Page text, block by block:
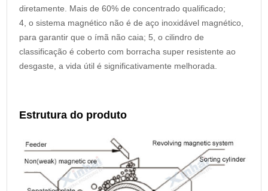
diretamente. Mais de 60% de concentrado qualificado;
4, o sistema magnético não é de aço inoxidável magnético,
para garantir que o ímã não caia; 5, o cilindro de
classificação é coberto com borracha super resistente ao
desgaste, a vida útil é significativamente melhorada.
Estrutura do produto